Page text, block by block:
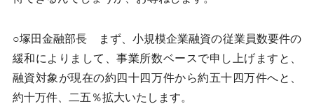
○塚田金融部長 まず、小規模企業融資の従業員数要件の
緩和によりまして、事業所数ベースで申し上げますと、
融資対象が現在の約四十四万件から約五十四万件へと、
約十万件、二五％拡大いたします。